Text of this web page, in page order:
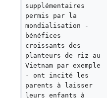
supplémentaires
permis par la
mondialisation -
bénéfices
croissants des
planteurs de riz au
Vietnam par exemple
- ont incité les
parents à laisser
leurs enfants à